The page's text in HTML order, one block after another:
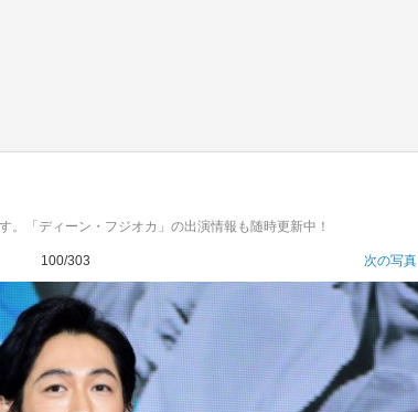
「ディーン・フジオカ」の出演情報も随時更新中！
100/303 次の写真